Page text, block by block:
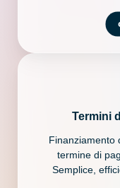
Termini
Finanziamento
termine di
Semplice,